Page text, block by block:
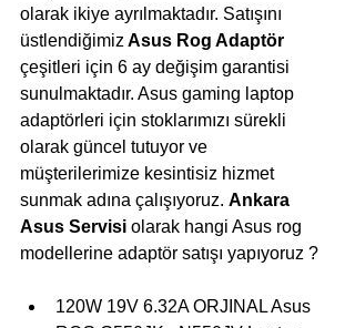
olarak ikiye ayrılmaktadır. Satışını
üstlendiğimiz Asus Rog Adaptör
çeşitleri için 6 ay değişim garantisi
sunulmaktadır. Asus gaming laptop
adaptörleri için stoklarımızı sürekli
olarak güncel tutuyor ve
müşterilerimize kesintisiz hizmet
sunmak adına çalışıyoruz. Ankara
Asus Servisi olarak hangi Asus rog
modellerine adaptör satışı yapıyoruz ?
120W 19V 6.32A ORJINAL Asus